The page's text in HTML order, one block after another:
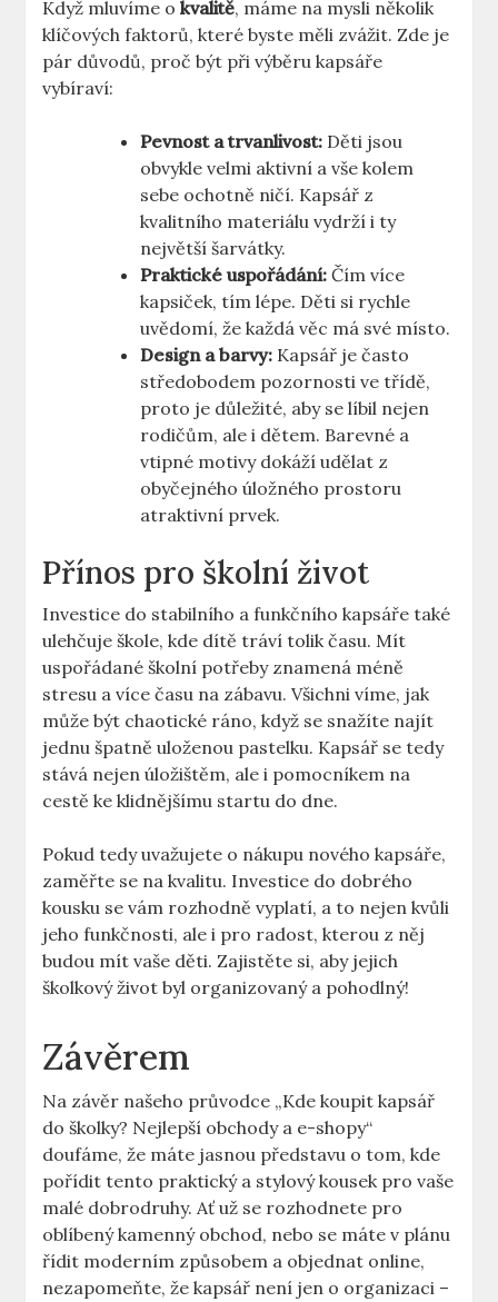
Když mluvíme okvalitě, máme na mysli několik
klíčových faktorů, které byste měli zvážit. Zde je
pár důvodů, proč být při výběru kapsáře
vybíraví:
Pevnost a trvanlivost: Děti jsou
obvykle velmi aktivní a vše kolem
sebe ochotně ničí. Kapsář z
kvalitního materiálu vydrží i ty
největší šarvátky.
Praktické uspořádání: Čím více
kapsiček, tím lépe. Děti si rychle
uvědomí, že každá věc má své místo.
Design a barvy: Kapsář je často
středobodem pozornosti ve třídě,
proto je důležité, aby se líbil nejen
rodičům, ale i dětem. Barevné a
vtipné motivy dokáží udělat z
obyčejného úložného prostoru
atraktivní prvek.
Přínos pro školní život
Investice do stabilního a funkčního kapsáře také
ulehčuje škole, kde dítě tráví tolik času. Mít
uspořádané školní potřeby znamená méně
stresu a více času na zábavu. Všichni víme, jak
může být chaotické ráno, když se snažíte najít
jednu špatně uloženou pastelku. Kapsář se tedy
stává nejen úložištěm, ale i pomocníkem na
cestě ke klidnějšímu startu do dne.
Pokud tedy uvažujete o nákupu nového kapsáře,
zaměřte se na kvalitu. Investice do dobrého
kousku se vám rozhodně vyplatí, a to nejen kvůli
jeho funkčnosti, ale i pro radost, kterou z něj
budou mít vaše děti. Zajistěte si, aby jejich
školkový život byl organizovaný a pohodlný!
Závěrem
Na závěr našeho průvodce „Kde koupit kapsář
do školky? Nejlepší obchody a e-shopy“
doufáme, že máte jasnou představu o tom, kde
pořídit tento praktický a stylový kousek pro vaše
malé dobrodruhy. Ať už se rozhodnete pro
oblíbený kamenný obchod, nebo se máte v plánu
řídit moderním způsobem a objednat online,
nezapomeňte, že kapsář není jen o organizaci –